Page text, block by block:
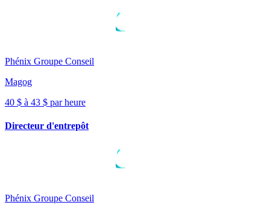
Phénix Groupe Conseil
Magog
40 $ à 43 $ par heure
Directeur d'entrepôt
Phénix Groupe Conseil